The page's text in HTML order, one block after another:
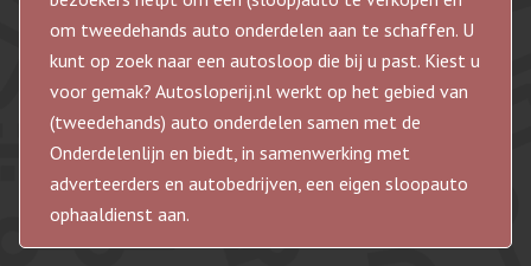
om tweedehands auto onderdelen aan te schaffen. U
kunt op zoek naar een autosloop die bij u past. Kiest u
voor gemak? Autosloperij.nl werkt op het gebied van
(tweedehands) auto onderdelen samen met de
Onderdelenlijn en biedt, in samenwerking met
adverteerders en autobedrijven, een eigen sloopauto
ophaaldienst aan.